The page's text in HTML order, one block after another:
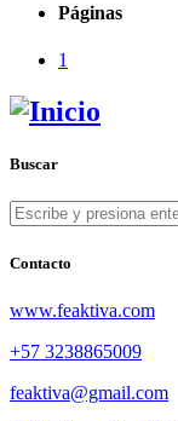
Páginas
1
Buscar
Contacto
www.feaktiva.com
+57 3238865009
feaktiva@gmail.com